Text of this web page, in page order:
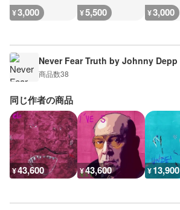
¥3,000 ¥5,500 ¥3,000
Never Fear Truth by Johnny Depp
商品数38
同じ作者の商品
¥43,600 ¥43,600 ¥13,900